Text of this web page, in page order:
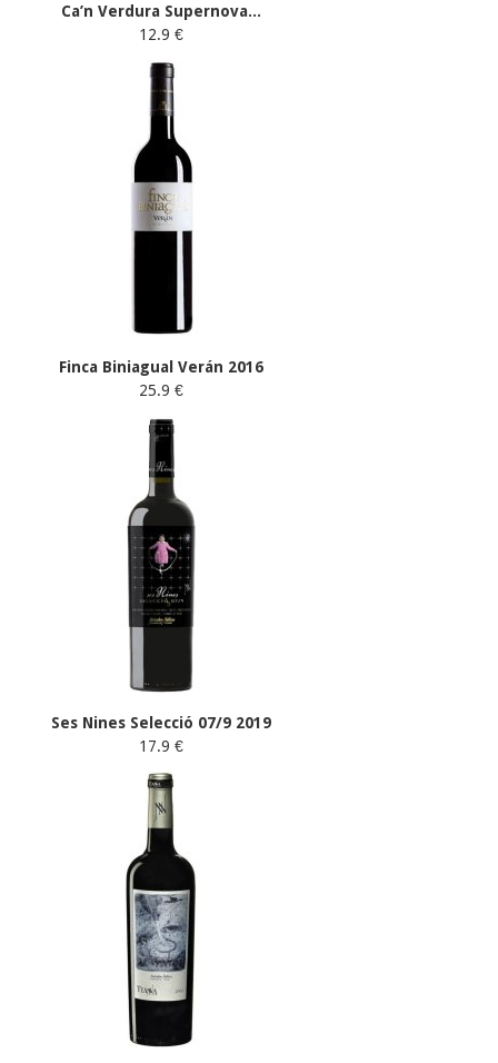
Ca’n Verdura Supernova...
12.9 €
Finca Biniagual Verán 2016
25.9 €
Ses Nines Selecció 07/9 2019
17.9 €